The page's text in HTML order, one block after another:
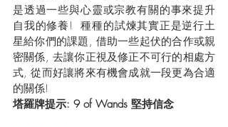
是透過一些與心靈或宗教有關的事來提升
自我的修養!  種種的試煉其實正是逆行土
星給你們的課題, 借助一些起伏的合作或親
密關係, 去讓你正視及修正不可行的相處方
式, 從而好讓將來有機會成就一段更為合適
的關係!
塔羅牌提示: 9 of Wands 堅持信念